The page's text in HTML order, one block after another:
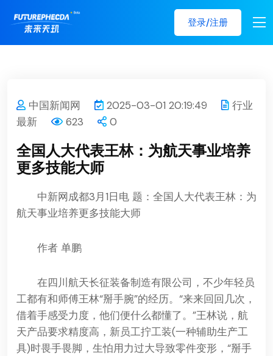
登录/注册
中国新闻网 2025-03-01 20:19:49
行业
最新
623 0
全国人大代表王林：为航天事业培养
更多技能大师
中新网成都3月1日电 题：全国人大代表王林：为
航天事业培养更多技能大师
作者 单鹏
在四川航天长征装备制造有限公司，不少年轻员
工都有和师傅王林“掰手腕”的经历。“来来回回几次，
借着手感受力度，他们便什么都懂了。”王林说，航
天产品要求精度高，新员工拧工装(一种辅助生产工
具)时畏手畏脚，生怕用力过大导致零件变形，“掰手